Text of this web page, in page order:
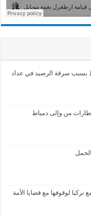
بسبب سرقة الرصيد في عداد
من وإلى دمياط
لوقوفها مع قضايا الأمة